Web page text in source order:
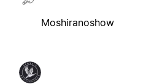
Moshiranoshow